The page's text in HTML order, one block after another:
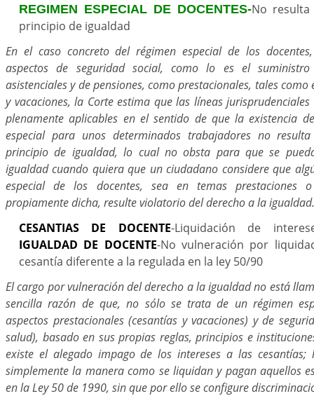
REGIMEN ESPECIAL DE DOCENTES-No
principio de igualdad
En el caso concreto del régimen especial de los
aspectos de seguridad social, como lo es el suministro
asistenciales y de pensiones, como prestacionales, tales como
y vacaciones, la Corte estima que las líneas
plenamente aplicables en el sentido de que la existencia
especial para unos determinados trabajadores no
principio de igualdad, lo cual no obsta para que se
igualdad cuando quiera que un ciudadano considere que
especial de los docentes, sea en temas prestaciones
propiamente dicha, resulte violatorio del derecho a la igualdad.
CESANTIAS DE DOCENTE-Liquidación de
IGUALDAD DE DOCENTE-No vulneración por
cesantía diferente a la regulada en la ley 50/90
El cargo por vulneración del derecho a la igualdad no está
sencilla razón de que, no sólo se trata de un régimen
aspectos prestacionales (cesantías y vacaciones) y de
salud), basado en sus propias reglas, principios e
existe el alegado impago de los intereses a las cesantías;
simplemente la manera como se liquidan y pagan aquellos
en la Ley 50 de 1990, sin que por ello se configure